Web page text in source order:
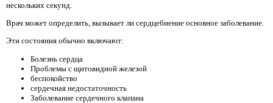
нескольких секунд.
Врач может определить, вызывает ли сердцебиение основное заболевание.
Эти состояния обычно включают:
Болезнь сердца
Проблемы с щитовидной железой
беспокойство
сердечная недостаточность
Заболевание сердечного клапана